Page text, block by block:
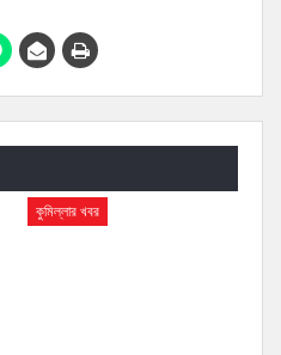
কুমিল্লার খবর